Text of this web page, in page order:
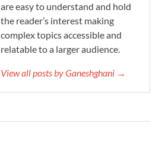
are easy to understand and hold
the reader’s interest making
complex topics accessible and
relatable to a larger audience.
View all posts by Ganeshghani →